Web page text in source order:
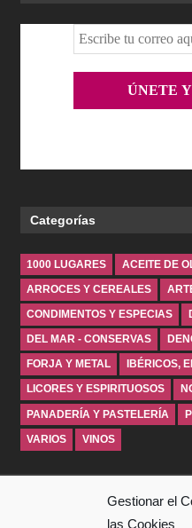
Gestionar el
las Cookies
Categorías
1000 LUGARES ACEITE DE
ARROCES Y CEREALES
CONDIMENTOS Y ESPECIAS
DEL MAR - CONSERVAS
FORJA Y METAL IBÉRICOS,
LICORES Y ESPIRITUOSOS
PANADERÍA Y PASTELERÍA
VARIOS VINOS